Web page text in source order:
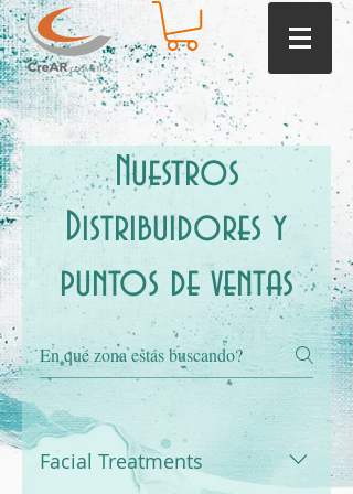
Nuestros
Distribuidores y
puntos de ventas
Facial Treatments